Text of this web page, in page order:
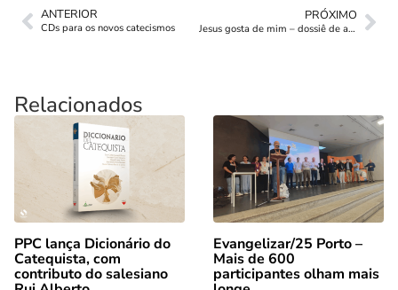
ANTERIOR
CDs para os novos catecismos
PRÓXIMO
Jesus gosta de mim – dossiê de apoio
Relacionados
PPC lança Dicionário do
Catequista, com
contributo do salesiano
Evangelizar/25 Porto –
Mais de 600
participantes olham mais